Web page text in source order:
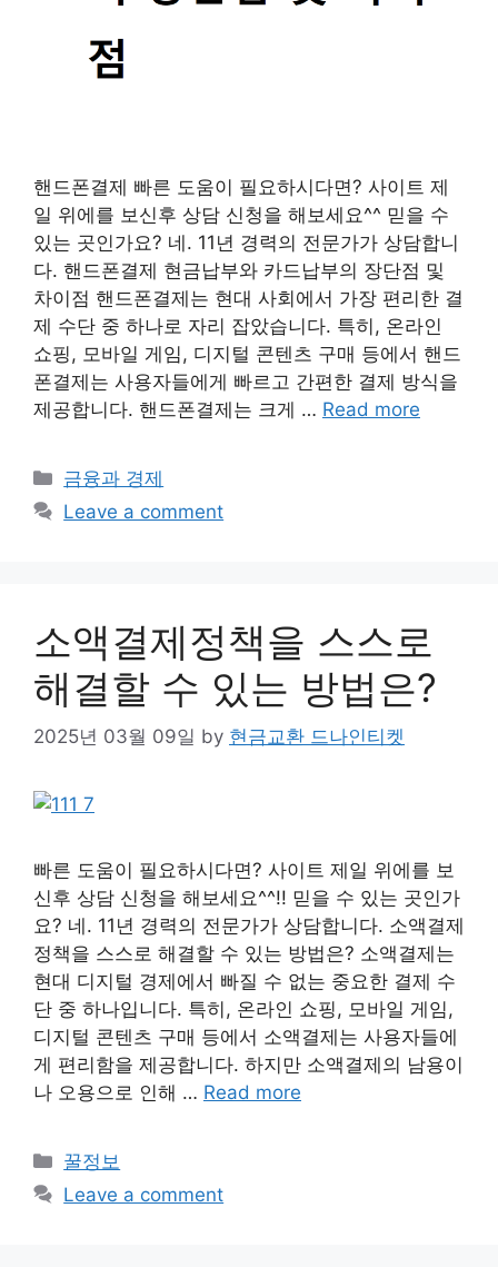
핸드폰결제 빠른 도움이 필요하시다면? 사이트 제
일 위에를 보신후 상담 신청을 해보세요^^ 믿을 수
있는 곳인가요? 네. 11년 경력의 전문가가 상담합니
다. 핸드폰결제 현금납부와 카드납부의 장단점 및
차이점 핸드폰결제는 현대 사회에서 가장 편리한 결
제 수단 중 하나로 자리 잡았습니다. 특히, 온라인
쇼핑, 모바일 게임, 디지털 콘텐츠 구매 등에서 핸드
폰결제는 사용자들에게 빠르고 간편한 결제 방식을
제공합니다. 핸드폰결제는 크게 … Read more
Categories
금융과 경제
Leave a comment
소액결제정책을 스스로
해결할 수 있는 방법은?
2025년 03월 09일 by 현금교환 드나인티켓
빠른 도움이 필요하시다면? 사이트 제일 위에를 보
신후 상담 신청을 해보세요^^!! 믿을 수 있는 곳인가
요? 네. 11년 경력의 전문가가 상담합니다. 소액결제
정책을 스스로 해결할 수 있는 방법은? 소액결제는
현대 디지털 경제에서 빠질 수 없는 중요한 결제 수
단 중 하나입니다. 특히, 온라인 쇼핑, 모바일 게임,
디지털 콘텐츠 구매 등에서 소액결제는 사용자들에
게 편리함을 제공합니다. 하지만 소액결제의 남용이
나 오용으로 인해 … Read more
Categories
꿀정보
Leave a comment